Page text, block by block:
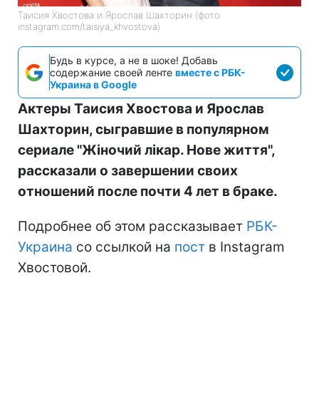
Таисия Хвостова и Ярослав Шахторин (фото:
instagram.com/taisiya_khvostova)
Будь в курсе, а не в шоке! Добавь
содержание своей ленте вместе с РБК-
Украина в Google
Актеры Таисия Хвостова и Ярослав
Шахторин, сыгравшие в популярном
сериале "Жіночий лікар. Нове життя",
рассказали о завершении своих
отношений после почти 4 лет в браке.
Подробнее об этом рассказывает РБК-
Украина со ссылкой на пост в Instagram
Хвостовой.